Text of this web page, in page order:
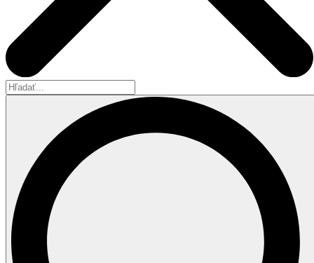
Hľadať...